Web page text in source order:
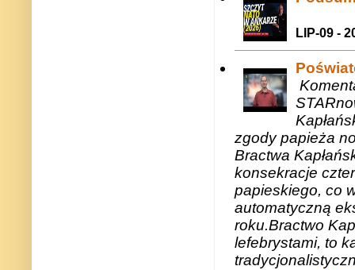
LIP-09 -
zgody papieża
Bractwa
konsekracje
papieskiego, co
automatyczną
roku.Bractwo
lefebrystami, to